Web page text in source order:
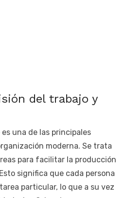
del trabajo y
una de las principales
moderna. Se trata
para facilitar la producción
significa que cada persona
particular, lo que a su vez